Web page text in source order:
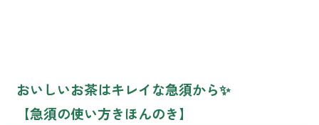
おいしいお茶はキレイな急須から✨
【急須の使い方きほんのき】